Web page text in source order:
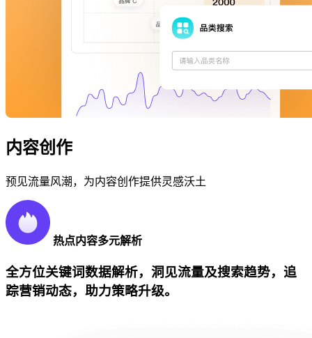
内容创作
预见流量风潮，为内容创作提供灵感沃土
热点内容多元解析
全方位关键词数据解析，洞见流量及搜索趋势，追
踪营销动态，助力策略升级。